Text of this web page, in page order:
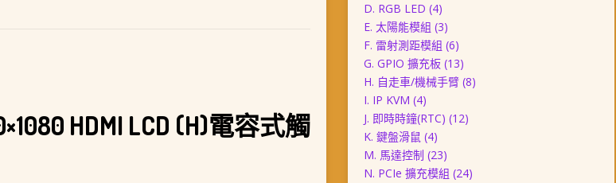
HDMI LCD (H)電容式觸
D. RGB LED (4)
E. 太陽能模組 (3)
F. 雷射測距模組 (6)
G. GPIO 擴充板 (13)
H. 自走車/機械手臂 (8)
I. IP KVM (4)
J. 即時時鐘(RTC) (12)
K. 鍵盤滑鼠 (4)
M. 馬達控制 (23)
N. PCIe 擴充模組 (24)